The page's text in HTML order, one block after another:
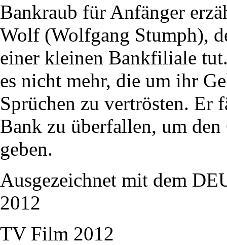
Bankraub für Anfänger
Wolf (Wolfgang Stumph),
einer kleinen Bankfiliale
es nicht mehr, die um ihr
Sprüchen zu vertrösten. Er
Bank zu überfallen, um
geben.
Ausgezeichnet mit dem
2012
TV Film 2012